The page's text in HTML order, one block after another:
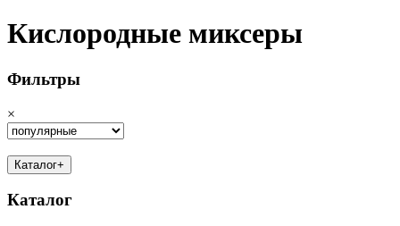
Кислородные миксеры
Фильтры
×
Каталог+
Каталог